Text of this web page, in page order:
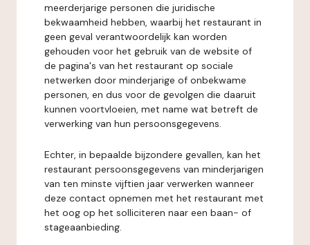
meerderjarige personen die juridische
bekwaamheid hebben, waarbij het restaurant in
geen geval verantwoordelijk kan worden
gehouden voor het gebruik van de website of
de pagina's van het restaurant op sociale
netwerken door minderjarige of onbekwame
personen, en dus voor de gevolgen die daaruit
kunnen voortvloeien, met name wat betreft de
verwerking van hun persoonsgegevens.
Echter, in bepaalde bijzondere gevallen, kan het
restaurant persoonsgegevens van minderjarigen
van ten minste vijftien jaar verwerken wanneer
deze contact opnemen met het restaurant met
het oog op het solliciteren naar een baan- of
stageaanbieding.